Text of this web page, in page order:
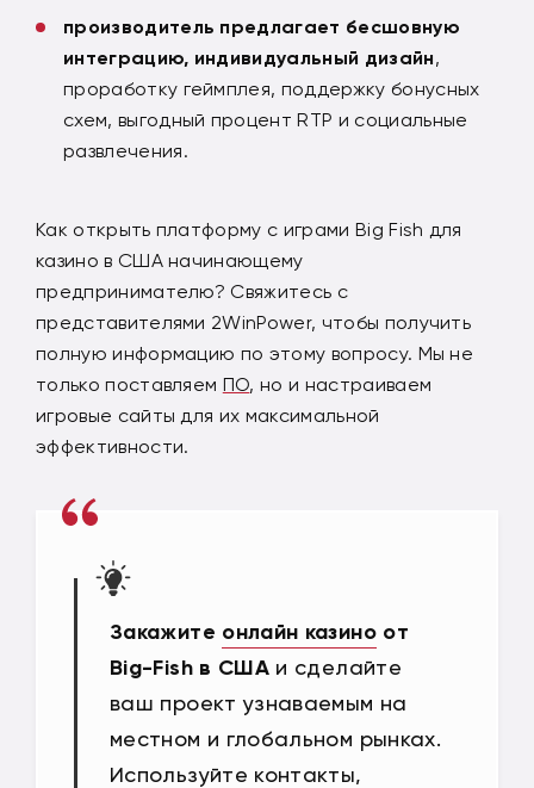
производитель предлагает бесшовную
интеграцию, индивидуальный дизайн,
проработку геймплея, поддержку бонусных
схем, выгодный процент RTP и социальные
развлечения.
Как открыть платформу с играми Big Fish для
казино в США начинающему
предпринимателю? Свяжитесь с
представителями 2WinPower, чтобы получить
полную информацию по этому вопросу. Мы не
только поставляем ПО, но и настраиваем
игровые сайты для их максимальной
эффективности.
Закажите онлайн казиноот
Big-Fish в США и сделайте
ваш проект узнаваемым на
местном и глобальном рынках.
Используйте контакты,